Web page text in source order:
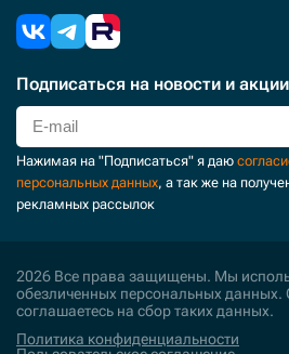
Подписаться на новости и акции
Нажимая на "Подписаться" я даю
персональных данных, а так же на
рекламных рассылок
2026 Все права защищены. Мы
обезличенных персональных данных.
соглашаетесь на сбор таких данных.
Политика конфиденциальности